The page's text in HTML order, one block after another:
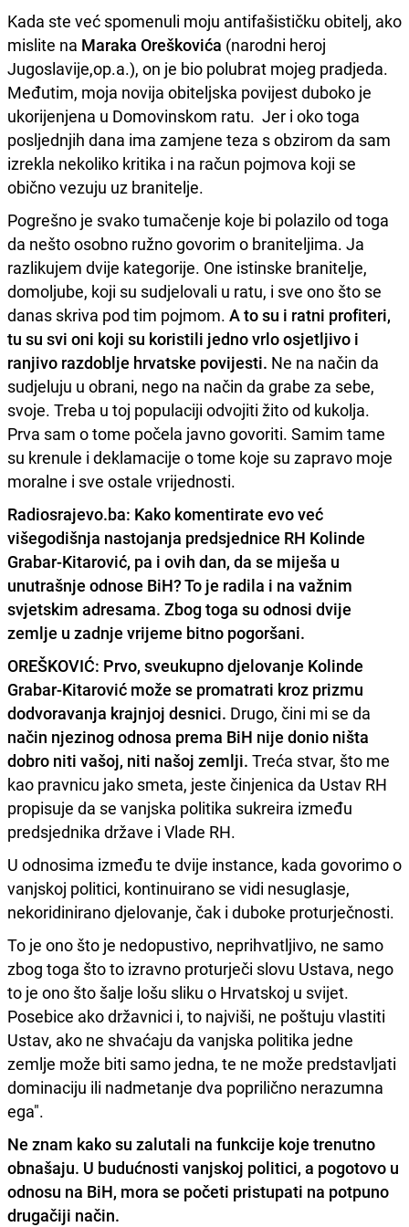
Kada ste već spomenuli moju antifašističku obitelj, ako
mislite na Maraka Oreškovića (narodni heroj
Jugoslavije,op.a.), on je bio polubrat mojeg pradjeda.
Međutim, moja novija obiteljska povijest duboko je
ukorijenjena u Domovinskom ratu. Jer i oko toga
posljednjih dana ima zamjene teza s obzirom da sam
izrekla nekoliko kritika i na račun pojmova koji se
obično vezuju uz branitelje.
Pogrešno je svako tumačenje koje bi polazilo od toga
da nešto osobno ružno govorim o braniteljima. Ja
razlikujem dvije kategorije. One istinske branitelje,
domoljube, koji su sudjelovali u ratu, i sve ono što se
danas skriva pod tim pojmom. A to su i ratni profiteri,
tu su svi oni koji su koristili jedno vrlo osjetljivo i
ranjivo razdoblje hrvatske povijesti. Ne na način da
sudjeluju u obrani, nego na način da grabe za sebe,
svoje. Treba u toj populaciji odvojiti žito od kukolja.
Prva sam o tome počela javno govoriti. Samim tame
su krenule i deklamacije o tome koje su zapravo moje
moralne i sve ostale vrijednosti.
Radiosrajevo.ba: Kako komentirate evo već
višegodišnja nastojanja predsjednice RH Kolinde
Grabar-Kitarović, pa i ovih dan, da se miješa u
unutrašnje odnose BiH? To je radila i na važnim
svjetskim adresama. Zbog toga su odnosi dvije
zemlje u zadnje vrijeme bitno pogoršani.
OREŠKOVIĆ: Prvo, sveukupno djelovanje Kolinde
Grabar-Kitarović može se promatrati kroz prizmu
dodvoravanja krajnjoj desnici. Drugo, čini mi se da
način njezinog odnosa prema BiH nije donio ništa
dobro niti vašoj, niti našoj zemlji. Treća stvar, što me
kao pravnicu jako smeta, jeste činjenica da Ustav RH
propisuje da se vanjska politika sukreira između
predsjednika države i Vlade RH.
U odnosima između te dvije instance, kada govorimo o
vanjskoj politici, kontinuirano se vidi nesuglasje,
nekoridinirano djelovanje, čak i duboke proturječnosti.
To je ono što je nedopustivo, neprihvatljivo, ne samo
zbog toga što to izravno proturječi slovu Ustava, nego
to je ono što šalje lošu sliku o Hrvatskoj u svijet.
Posebice ako državnici i, to najviši, ne poštuju vlastiti
Ustav, ako ne shvaćaju da vanjska politika jedne
zemlje može biti samo jedna, te ne može predstavljati
dominaciju ili nadmetanje dva poprilično nerazumna
ega".
Ne znam kako su zalutali na funkcije koje trenutno
obnašaju. U budućnosti vanjskoj politici, a pogotovo u
odnosu na BiH, mora se početi pristupati na potpuno
drugačiji način.